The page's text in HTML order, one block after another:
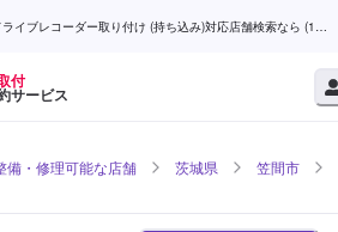
イブレコーダー取り付け (持ち込み)対応店舗検索なら (1ペ
付
サービス
備・修理可能な店舗 茨城県 笠間市